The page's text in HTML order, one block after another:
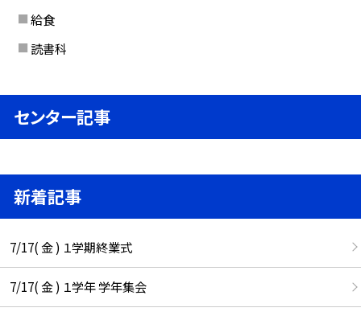
給食
読書科
センター記事
新着記事
7/17( 金 ) １学期終業式
7/17( 金 ) １学年 学年集会